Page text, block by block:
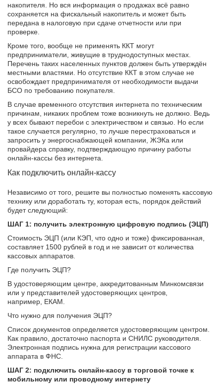
накопителя. Но вся информация о продажах всё равно
сохраняется на фискальный накопитель и может быть
передана в налоговую при сдаче отчетности или при
проверке.
Кроме того, вообще не применять ККТ могут
предприниматели, живущие в труднодоступных местах.
Перечень таких населенных пунктов должен быть утверждён
местными властями. Но отсутствие ККТ в этом случае не
освобождает предпринимателя от необходимости выдачи
БСО по требованию покупателя.
В случае временного отсутствия интернета по техническим
причинам, никаких проблем тоже возникнуть не должно. Ведь
у всех бывают перебои с электричеством и связью. Но если
такое случается регулярно, то лучше перестраховаться и
запросить у энергоснабжающей компании, ЖЭКа или
провайдера справку, подтверждающую причину работы
онлайн-кассы без интернета.
Как подключить онлайн-кассу
Независимо от того, решите вы полностью поменять кассовую
технику или доработать ту, которая есть, порядок действий
будет следующий:
ШАГ 1: получить электронную цифровую подпись (ЭЦП)
Стоимость ЭЦП (или КЭП, что одно и тоже) фиксированная,
составляет 1500 рублей в год и не зависит от количества
кассовых аппаратов.
Где получить ЭЦП?
В удостоверяющим центре, аккредитованным Минкомсвязи
или у представителей удостоверяющих центров,
например, ЕКАМ.
Что нужно для получения ЭЦП?
Список документов определяется удостоверяющим центром.
Как правило, достаточно паспорта и СНИЛС руководителя.
Электронная подпись нужна для регистрации кассового
аппарата в ФНС.
ШАГ 2: подключить онлайн-кассу в торговой точке к
мобильному или проводному интернету